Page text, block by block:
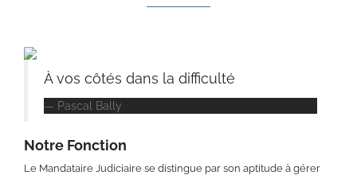
À vos côtés dans la difficulté
Pascal Bally
Notre Fonction
Le Mandataire Judiciaire se distingue par son aptitude à gérer